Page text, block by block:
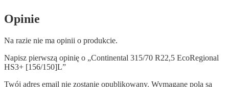
Opinie
Na razie nie ma opinii o produkcie.
Napisz pierwszą opinię o „Continental 315/70 R22,5 EcoRegional
HS3+ [156/150]L”
Twój adres email nie zostanie opublikowany. Wymagane pola są